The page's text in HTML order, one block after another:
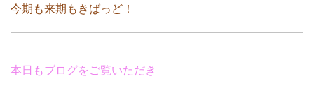
今期も来期もきばっど！
本日もブログをご覧いただき